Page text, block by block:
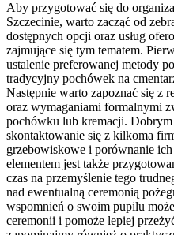
Aby przygotować się do
Szczecinie, warto zacząć od
dostępnych opcji oraz usług
zajmujące się tym tematem.
ustalenie preferowanej metody
tradycyjny pochówek na
Następnie warto zapoznać się z
oraz wymaganiami formalnymi
pochówku lub kremacji. Dobrym
skontaktowanie się z kilkoma
grzebowiskowe i porównanie
elementem jest także
czas na przemyślenie tego
nad ewentualną ceremonią
wspomnień o swoim pupilu
ceremonii i pomoże lepiej